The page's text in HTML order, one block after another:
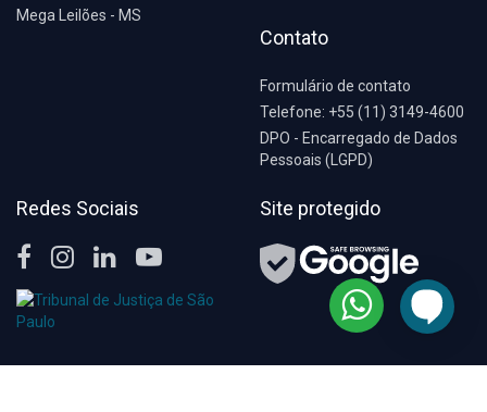
Mega Leilões - MS
Contato
Formulário de contato
Telefone: +55 (11) 3149-4600
DPO - Encarregado de Dados
Pessoais (LGPD)
Redes Sociais Site protegido